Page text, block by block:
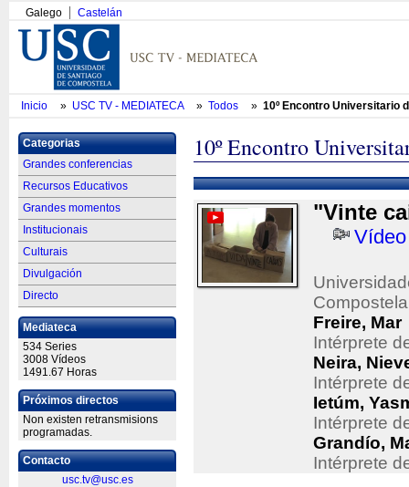
Galego Castelán
Inicio » USC TV - MEDIATECA » Todos » 10º Encontro Universitario
Categorias
Grandes conferencias
Recursos Educativos
Grandes momentos
Institucionais
Culturais
Divulgación
Directo
Mediateca
534 Series
3008 Vídeos
1491.67 Horas
Próximos directos
Non existen retransmisions
programadas.
Contacto
usc.tv@usc.es
10º Encontro
"Vinte
Vídeo
Compostela
Freire, Mar
Intérprete
Neira,
Intérprete
Ietúm,
Intérprete
Grandío,
Intérprete